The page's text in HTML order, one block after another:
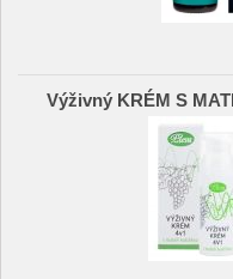
Výživný KRÉM S